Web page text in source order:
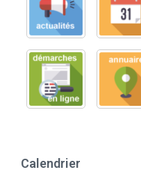
Calendrier